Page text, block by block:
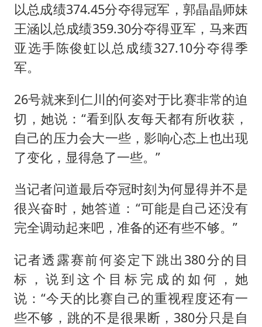
Meta重新支棱起来了吗
东方之约 相约未来
以总成绩374.45分夺得冠军，郭晶晶师妹
王涵以总成绩359.30分夺得亚军，马来西
亚选手陈俊虹以总成绩327.10分夺得季
军。
26号就来到仁川的何姿对于比赛非常的迫
切，她说：“看到队友每天都有所收获，
自己的压力会大一些，影响心态上也出现
了变化，显得急了一些。”
当记者问道最后夺冠时刻为何显得并不是
很兴奋时，她答道：“可能是自己还没有
完全调动起来吧，准备的还有些不够。”
记者透露赛前何姿定下跳出380分的目
标，说到这个目标完成的如何，她
说：“今天的比赛自己的重视程度还有一
些不够，跳的不是很果断，380分只是自